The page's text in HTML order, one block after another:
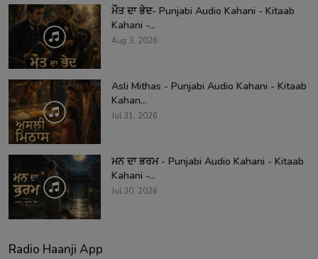
ਮੌਤ ਦਾ ਭੇਦ- Punjabi Audio Kahani - Kitaab
Kahani -...
Aug 3, 2026
Asli Mithas - Punjabi Audio Kahani - Kitaab
Kahan...
Jul 31, 2026
ਮਨ ਦਾ ਭਰਮ - Punjabi Audio Kahani - Kitaab
Kahani -...
Jul 30, 2026
Radio Haanji App